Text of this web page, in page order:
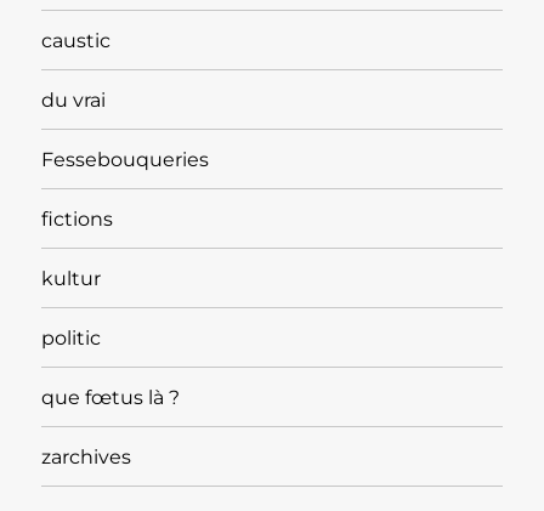
caustic
du vrai
Fessebouqueries
fictions
kultur
politic
que fœtus là ?
zarchives